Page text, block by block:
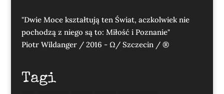
"Dwie Moce kształtują ten Świat, aczkolwiek nie
pochodzą z niego są to: Miłość i Poznanie"
Piotr Wildanger / 2016 - Ω/ Szczecin / ®
Tagi